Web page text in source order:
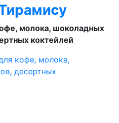
молока, шоколадных
коктейлей